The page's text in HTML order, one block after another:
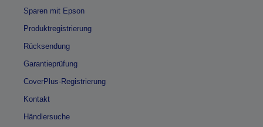
Sparen mit Epson
Produktregistrierung
Rücksendung
Garantieprüfung
CoverPlus-Registrierung
Kontakt
Händlersuche